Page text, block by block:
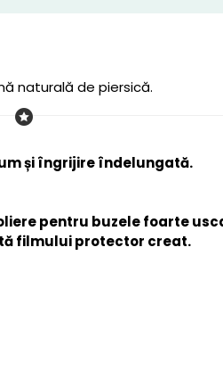
naturală de piersică.
și îngrijire îndelungată.
pentru buzele foarte
filmului protector creat.